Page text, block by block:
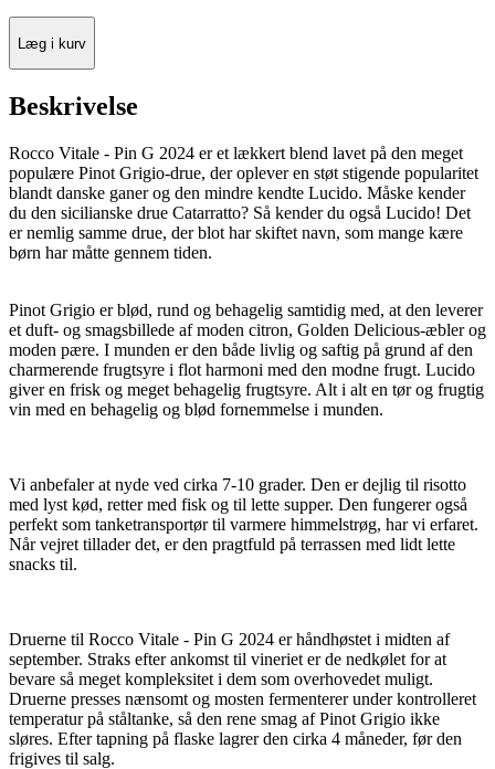
Læg i kurv
Beskrivelse
Rocco Vitale - Pin G 2024 er et lækkert blend lavet på den meget
populære Pinot Grigio-drue, der oplever en støt stigende popularitet
blandt danske ganer og den mindre kendte Lucido. Måske kender
du den sicilianske drue Catarratto? Så kender du også Lucido! Det
er nemlig samme drue, der blot har skiftet navn, som mange kære
børn har måtte gennem tiden.
Pinot Grigio er blød, rund og behagelig samtidig med, at den leverer
et duft- og smagsbillede afmoden citron, Golden Delicious-æbler og
moden pære. I munden er den både livlig og saftig på grund af den
charmerende frugtsyre i flot harmoni med den modne frugt. Lucido
giver en frisk og meget behagelig frugtsyre. Alt i alt en tør og frugtig
vin med en behagelig og blød fornemmelse i munden.
Vi anbefaler at nyde ved cirka 7-10 grader. Den er dejlig til risotto
med lyst kød, retter med fisk og til lette supper. Den fungerer også
perfekt som tanketransportør til varmere himmelstrøg, har vi erfaret.
Når vejret tillader det, er den pragtfuld på terrassen med lidt lette
snacks til.
Druerne til Rocco Vitale - Pin G 2024 er håndhøstet i midten af
september. Straks efter ankomst til vineriet er de nedkølet for at
bevare så meget kompleksitet i dem som overhovedet muligt.
Druerne presses nænsomt og mosten fermenterer under kontrolleret
temperatur på ståltanke, så den rene smag af Pinot Grigio ikke
sløres. Efter tapning på flaske lagrer den cirka 4 måneder, før den
frigives til salg.